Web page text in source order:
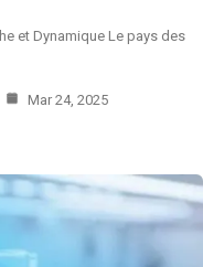
et Dynamique Le pays des
Mar 24, 2025